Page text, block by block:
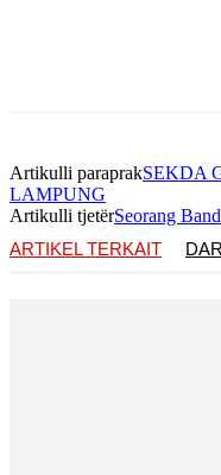
Artikulli paraprakSEKDA
LAMPUNG
Artikulli tjetërSeorang
ARTIKEL TERKAIT